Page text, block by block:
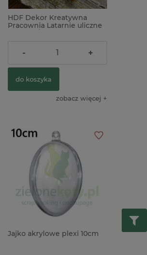
HDF Dekor Kreatywna
Pracownia Latarnie uliczne
8,90 zł
- +
do koszyka
zobacz więcej
Jajko akrylowe plexi 10cm